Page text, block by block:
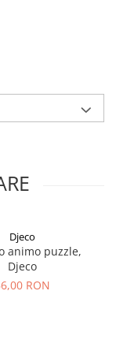
Djeco
animo puzzle,
Djeco
RON